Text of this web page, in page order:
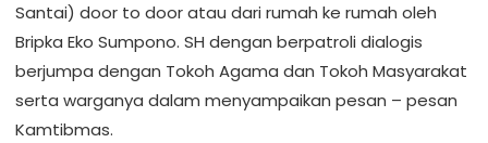
Santai) door to door atau dari rumah ke rumah oleh
Bripka Eko Sumpono. SH dengan berpatroli dialogis
berjumpa dengan Tokoh Agama dan Tokoh Masyarakat
serta warganya dalam menyampaikan pesan – pesan
Kamtibmas.